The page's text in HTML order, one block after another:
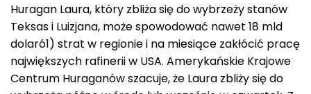
Huragan Laura, który zbliża się do wybrzeży stanów
Teksas i Luizjana, może spowodować nawet 18 mld
dolaró1) strat w regionie i na miesiące zakłócić pracę
największych rafinerii w USA. Amerykańskie Krajowe
Centrum Huraganów szacuje, że Laura zbliży się do